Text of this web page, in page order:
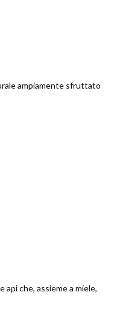
ampiamente sfruttato
api che, assieme a miele,